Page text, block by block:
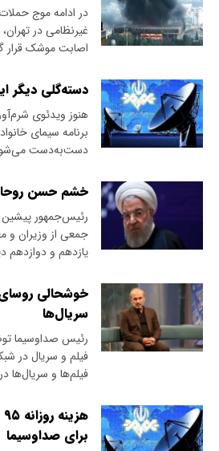
در ادامه موج
غیرنظامی در
اصابت موشک قرار
دسته‌گلی دیگر
هنوز ویدئوی
برنامه سیمای
دست‌به‌دست
خشم حسن
رئیس‌جمهور پیشین
جمعی از وزیران و
یازدهم و دوازدهم
خوشحالی
سریال‌ها
رئیس صداوسیما
فیلم و سریال در
فیلم‌ها و سریال‌ها
برای صداو‌سیما